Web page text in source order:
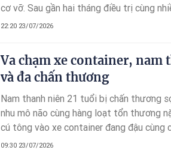
cơ vỡ. Sau gần hai tháng điều trị cùng
Bệnh viện Quốc tế Minh Anh đã cứu sống
22:20 23/07/2026
Va chạm xe container, nam
và đa chấn thương
Nam thanh niên 21 tuổi bị chấn thương
nhu mô não cùng hàng loạt tổn thương
cú tông vào xe container đang đậu cùng
hợp báo động đỏ nội viện, các bác sĩ đã
09:30 23/07/2026